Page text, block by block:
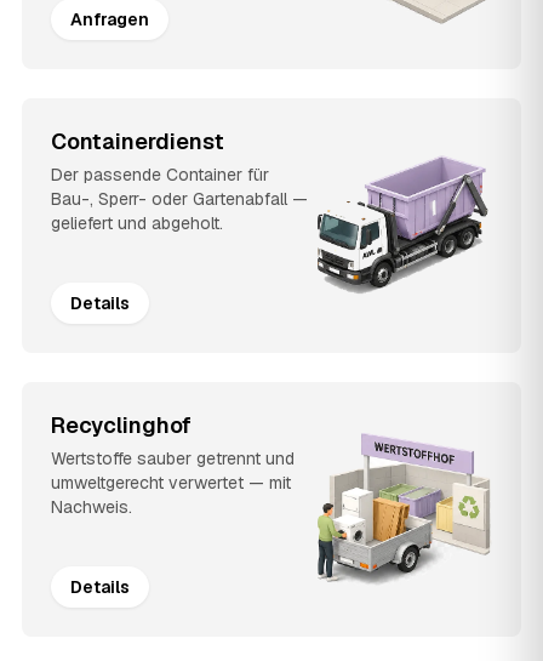
Anfragen
Containerdienst
Der passende Container für
Bau-, Sperr- oder Gartenabfall —
geliefert und abgeholt.
Details
Recyclinghof
Wertstoffe sauber getrennt und
umweltgerecht verwertet — mit
Nachweis.
Details